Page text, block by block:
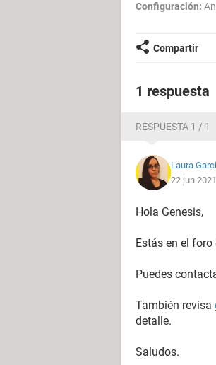
Configuración:
Compartir
1 respuesta
RESPUESTA 1 / 1
Laura
22 jun
Hola Genesis,
Estás en el foro
Puedes
También revisa
detalle.
Saludos.